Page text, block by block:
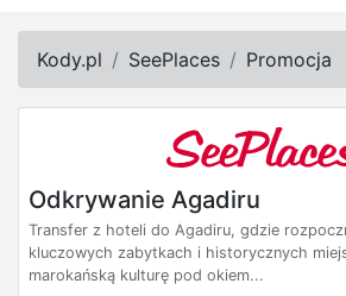
Kody.pl SeePlaces Promocja
Odkrywanie Agadiru
Transfer z hoteli do Agadiru, gdzie
kluczowych zabytkach i historycznych
marokańską kulturę pod okiem...